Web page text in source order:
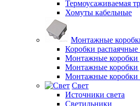
Термоусаживаемая
Хомуты кабельные
Монтажные
Коробки
Монтажные коробки
Монтажные коробки
Монтажные
Свет
Источники света
Светильники